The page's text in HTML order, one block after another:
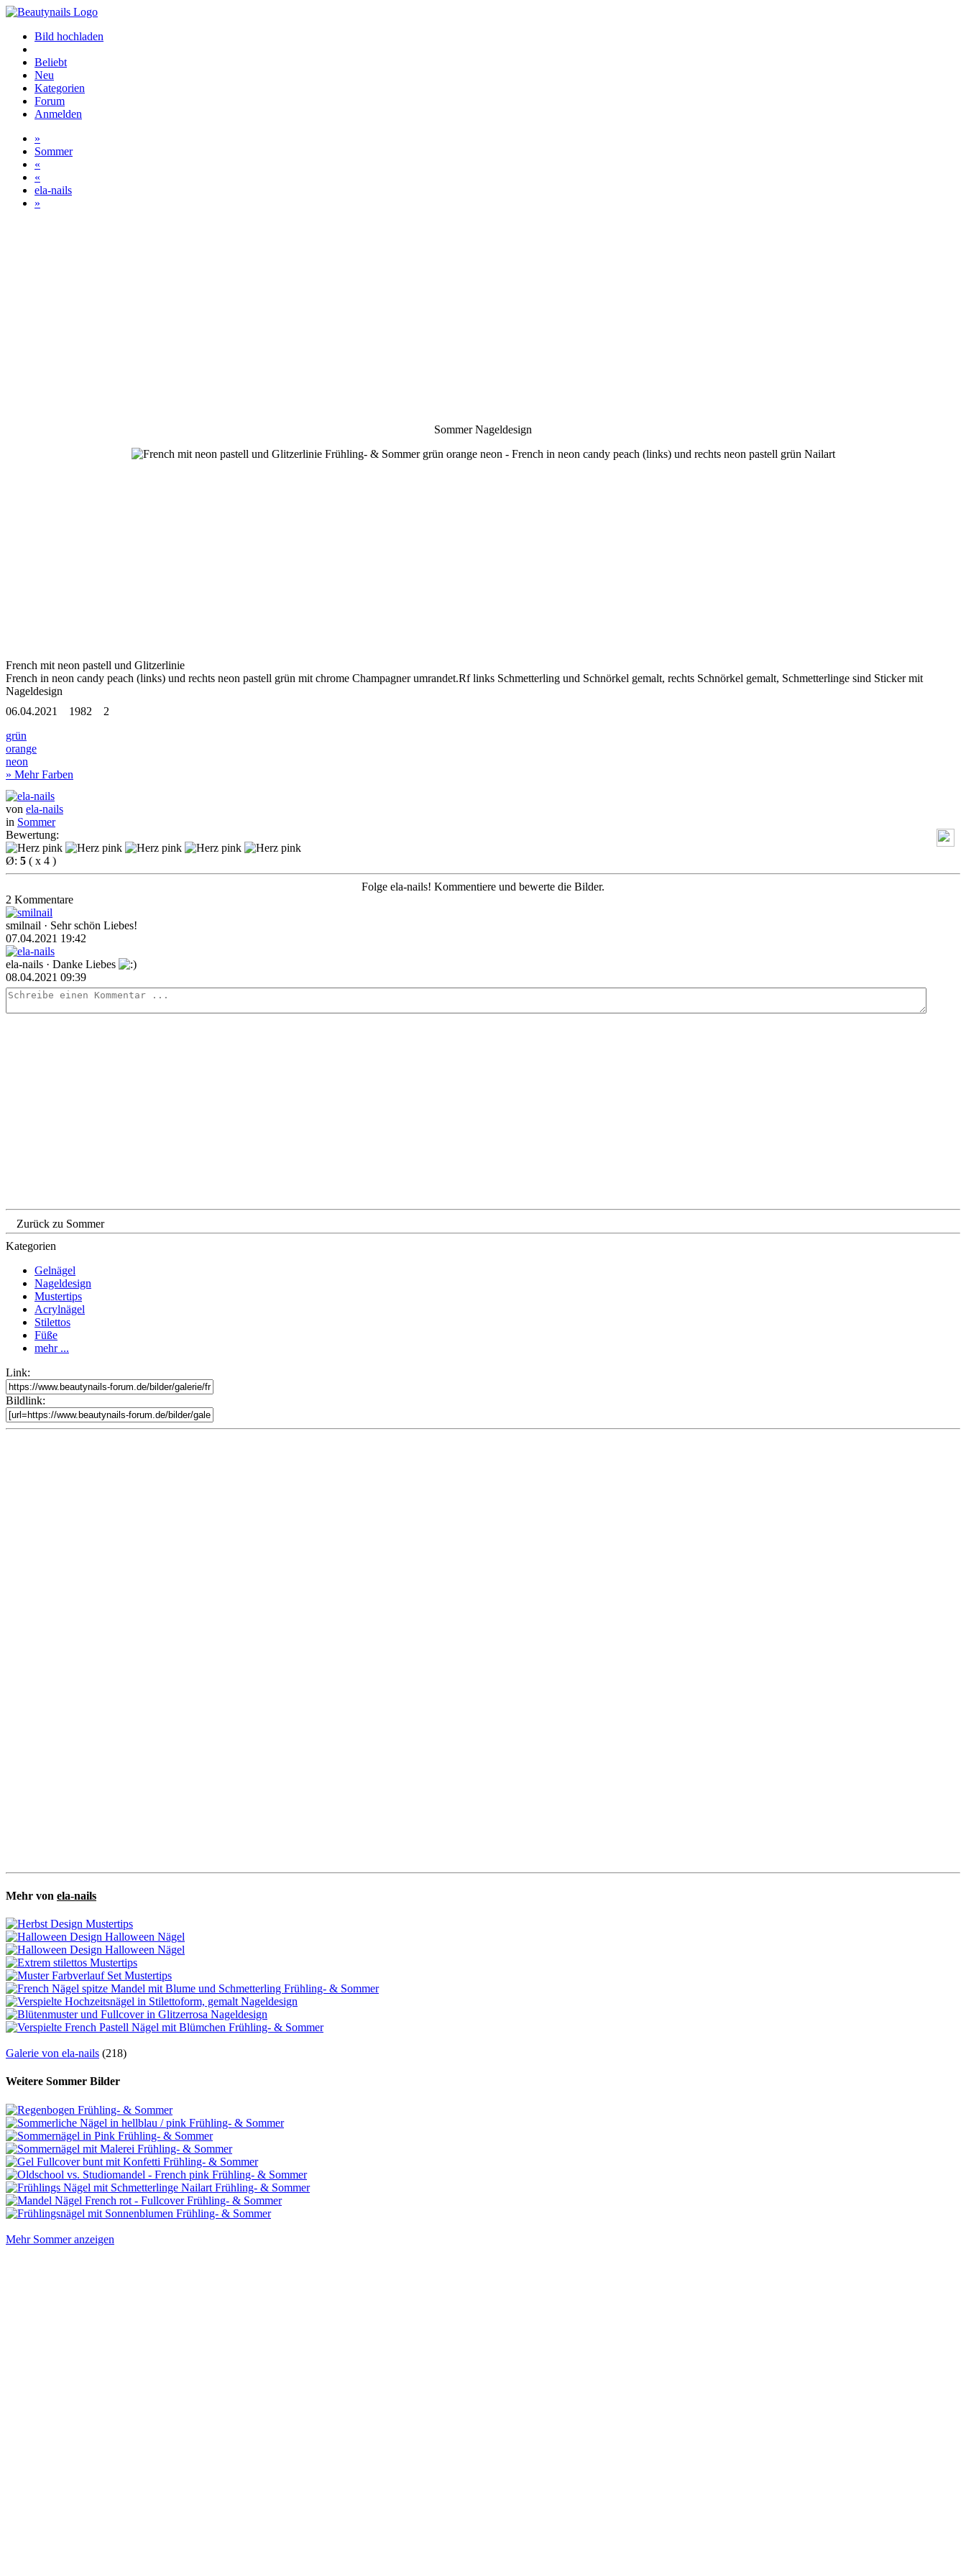
Bild hochladen
Beliebt
Neu
Kategorien
Forum
Anmelden
»
Sommer
«
«
ela-nails
»
Sommer Nageldesign
French mit neon pastell und Glitzerlinie
French in neon candy peach (links) und rechts neon pastell grün mit chrome Champagner umrandet.Rf links Schmetterling und Schnörkel gemalt, rechts Schnörkel gemalt, Schmetterlinge sind Stickermit
Nageldesign
06.04.2021
1982
2
grün
orange
neon
» Mehr Farben
von ela-nails
in Sommer
Bewertung:
Ø: 5 ( x 4 )
Folge ela-nails! Kommentiere und bewerte die Bilder.
2 Kommentare
smilnail · Sehr schön Liebes!
07.04.2021 19:42
ela-nails · Danke Liebes
08.04.2021 09:39
Zurück zu Sommer
Kategorien
Gelnägel
Nageldesign
Mustertips
Acrylnägel
Stilettos
Füße
mehr ...
Link:
Bildlink:
Mehr von ela-nails
Galerie von ela-nails (218)
Weitere Sommer Bilder
Mehr Sommer anzeigen